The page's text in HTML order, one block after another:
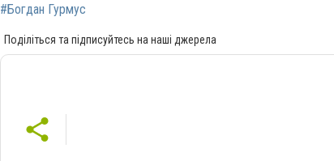
#Богдан Гурмус
Поділіться та підписуйтесь на наші джерела